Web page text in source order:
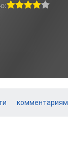
комментариям